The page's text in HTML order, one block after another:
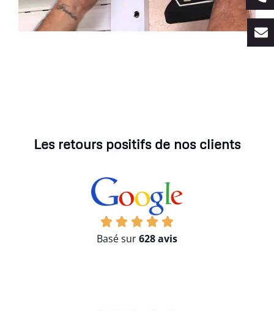
Les retours positifs de nos clients
Basé sur628 avis